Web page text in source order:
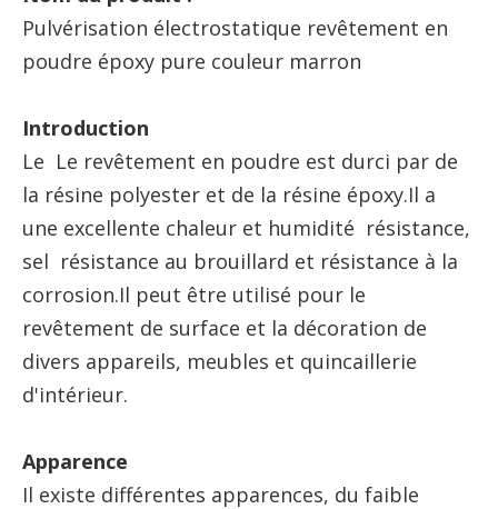
Pulvérisation électrostatique revêtement en
poudre époxy pure couleur marron
Introduction
Le Le revêtement en poudre est durci par de
la résine polyester et de la résine époxy.Il a
une excellente chaleur et humidité résistance,
sel résistance au brouillard et résistance à la
corrosion.Il peut être utilisé pour le
revêtement de surface et la décoration de
divers appareils, meubles et quincaillerie
d'intérieur.
Apparence
Il existe différentes apparences, du faible